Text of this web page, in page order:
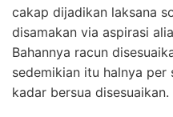
cakap dijadikan laksana
disamakan via aspirasi
Bahannya racun
sedemikian itu halnya per
kadar bersua disesuaikan.